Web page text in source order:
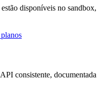
disponíveis no sandbox,
consistente, documentada